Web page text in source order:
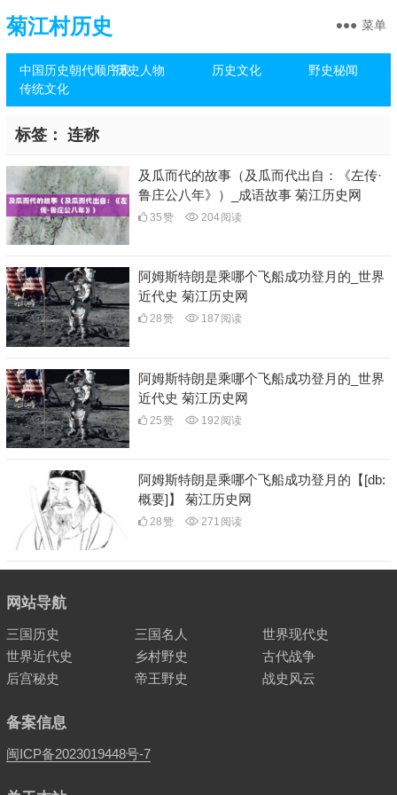
菊江村历史
中国历史朝代顺序表历史人物 历史文化
野史秘闻
传统文化
菜单
标签： 连称
及瓜而代的故事（及瓜而代出自：《左传·
鲁庄公八年》）_成语故事 菊江历史网
35赞 204阅读
阿姆斯特朗是乘哪个飞船成功登月的_世界
近代史 菊江历史网
28赞 187 阅读
阿姆斯特朗是乘哪个飞船成功登月的_世界
近代史 菊江历史网
25赞 192 阅读
阿姆斯特朗是乘哪个飞船成功登月的【[db:
概要]】 菊江历史网
28赞 271 阅读
网站导航
三国历史 三国名人
世界现代史
世界近代史
乡村野史
古代战争
后宫秘史
帝王野史 战史风云
备案信息
闽ICP备2023019448号-7